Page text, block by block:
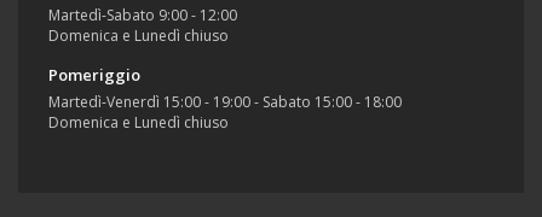
Martedì-Sabato 9:00 - 12:00
Domenica e Lunedì chiuso
Pomeriggio
Martedì-Venerdì 15:00 - 19:00 - Sabato 15:00 - 18:00
Domenica e Lunedì chiuso